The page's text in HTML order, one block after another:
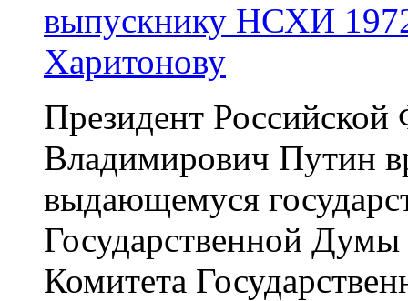
выпускнику НСХИ
Харитонову
Президент
Владимирович Путин
выдающемуся
Государственной Думы
Комитета